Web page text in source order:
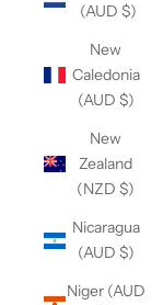
(AUD $)
New
Caledonia
(AUD $)
New
Zealand
(NZD $)
Nicaragua
(AUD $)
Niger (AUD